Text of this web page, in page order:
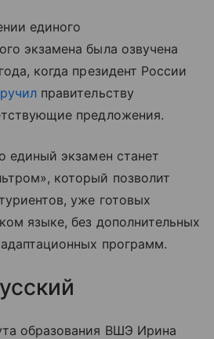
единого
экзамена была озвучена
когда президент России
правительству
предложения.
единый экзамен станет
который позволит
уже готовых
языке, без дополнительных
программ.
образования ВШЭ Ирина